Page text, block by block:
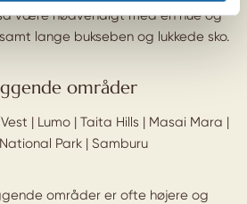
være nødvendigt med en hue og
lange bukseben og lukkede sko.
områder
| Lumo | Taita Hills | Masai Mara |
Park | Samburu
områder er ofte højere og